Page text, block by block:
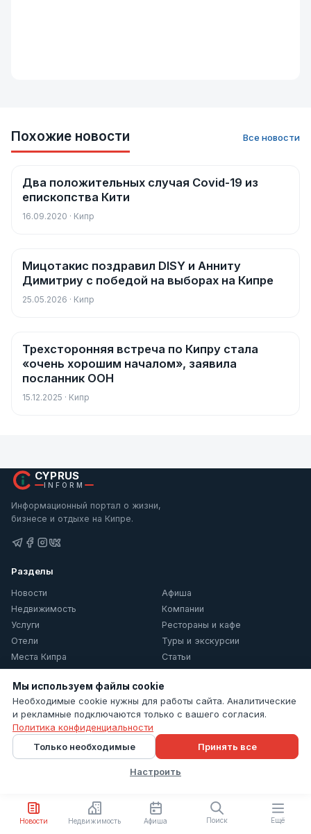
Похожие новости Все новости
Новости
Два положительных случая Covid-19 из
епископства Кити
16.09.2020 · Кипр
Новости
Мицотакис поздравил DISY и Анниту
Димитриу с победой на выборах на Кипре
25.05.2026 · Кипр
Новости
Трехсторонняя встреча по Кипру стала
«очень хорошим началом», заявила
посланник ООН
15.12.2025 · Кипр
CYPRUS
INFORM
Информационный портал о жизни,
бизнесе и отдыхе на Кипре.
Разделы
Новости
Афиша
Недвижимость
Компании
Услуги
Рестораны и кафе
Отели
Туры и экскурсии
Места Кипра
Статьи
Информация
Контакты
Политика конфиденциальности
Настройки cookie
© 2026 Cyprus Inform. Все права защищены.
Новости Недвижимость Афиша Поиск Ещё
Мы используем файлы cookie
Необходимые cookie нужны для работы сайта. Аналитические
и рекламные подключаются только с вашего согласия.
Политика конфиденциальности
Настроить
Только необходимые Принять все